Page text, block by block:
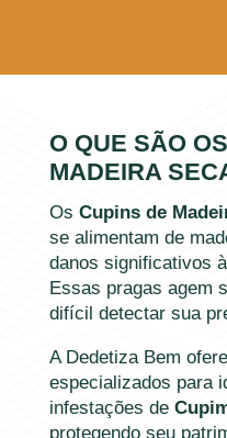
O QUE SÃO
MADEIRA
Os Cupins de
se alimentam de
danos significativos
Essas pragas agem
difícil detectar sua
A Dedetiza Bem
especializados para
infestações de
protegendo seu